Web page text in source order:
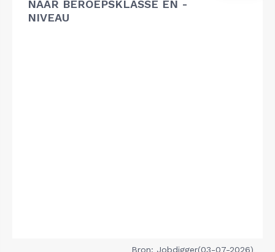
NAAR BEROEPSKLASSE EN -
NIVEAU
Bron: Jobdigger(03-07-2026)